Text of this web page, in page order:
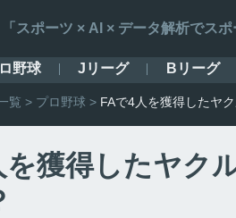
「スポーツ × AI × データ解析でスポ
野球 Jリーグ Bリーグ
覧 > プロ野球 > FAで4人を獲得したヤ
を獲得したヤク